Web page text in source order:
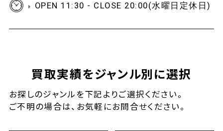
OPEN 11:30 - CLOSE 20:00(水曜日定休日)
買取実績をジャンル別に選択
お探しのジャンルを下記よりご選択ください。
ご不明の場合は、お気軽にお問合せください。